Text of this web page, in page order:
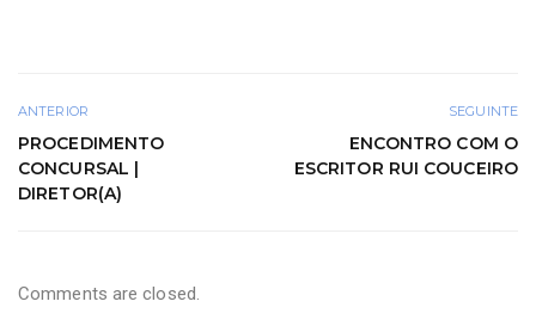
ANTERIOR
PROCEDIMENTO
CONCURSAL |
DIRETOR(A)
SEGUINTE
ENCONTRO COM O
ESCRITOR RUI COUCEIRO
Comments are closed.